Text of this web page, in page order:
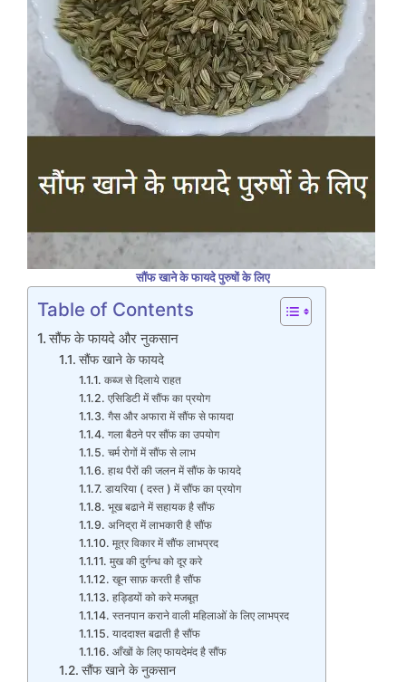
सौंफ खाने के फायदे पुरुषों के लिए
Table of Contents
सौंफ के फायदे और नुकसान
सौंफ खाने के फायदे
कब्ज से दिलाये राहत
एसिडिटी में सौंफ का प्रयोग
गैस और अफारा में सौंफ से फायदा
गला बैठने पर सौंफ का उपयोग
चर्म रोगों में सौंफ से लाभ
हाथ पैरों की जलन में सौंफ के फायदे
डायरिया ( दस्त ) में सौंफ का प्रयोग
भूख बढाने में सहायक है सौंफ
अनिद्रा में लाभकारी है सौंफ
मूत्र विकार में सौंफ लाभप्रद
मुख की दुर्गन्ध को दूर करे
खून साफ़ करती है सौंफ
हड्डियों को करे मजबूत
स्तनपान कराने वाली महिलाओं के लिए लाभप्रद
याददाश्त बढाती है सौंफ
आँखों के लिए फायदेमंद है सौंफ
सौंफ खाने के नुकसान